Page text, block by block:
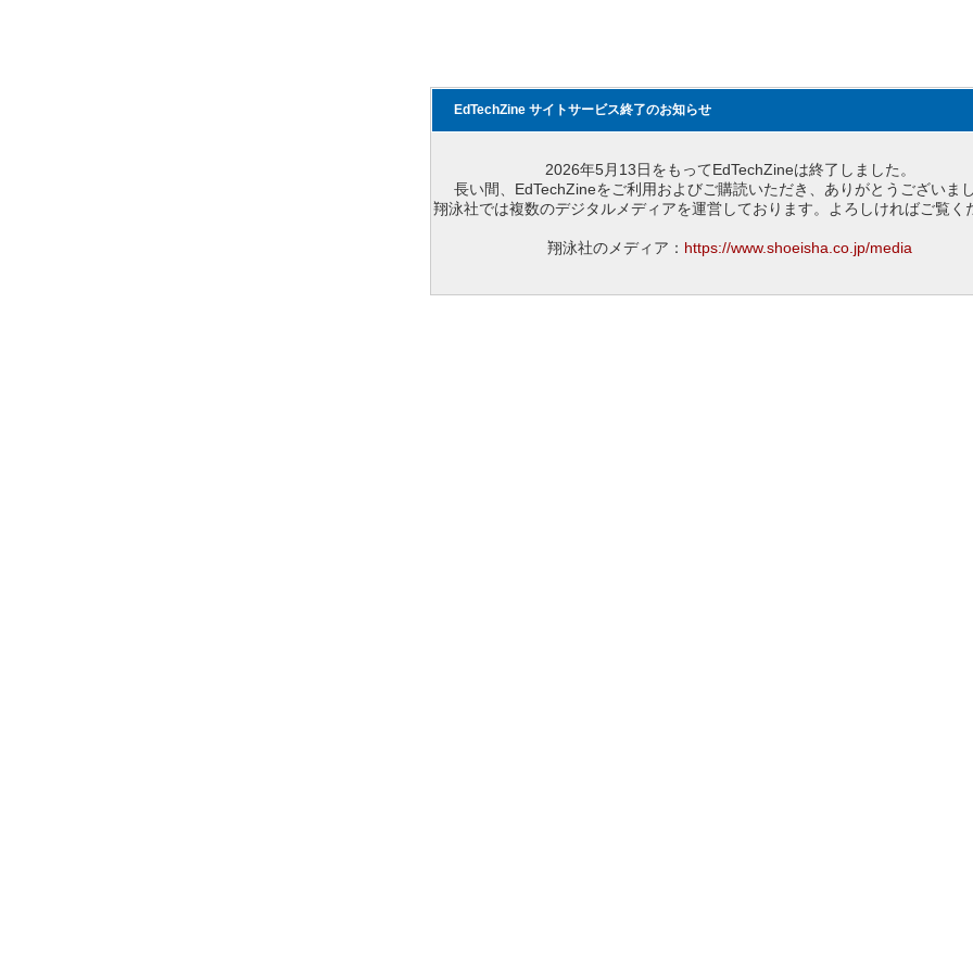
EdTechZine サイトサービス終了のお知らせ
2026年5月13日をもってEdTechZineは終了しました。
長い間、EdTechZineをご利用およびご購読いただき、ありがとうございまし
翔泳社では複数のデジタルメディアを運営しております。よろしければご覧く
翔泳社のメディア： https://www.shoeisha.co.jp/media